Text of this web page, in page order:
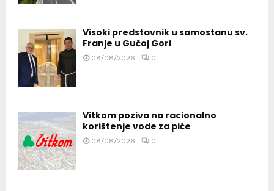
Visoki predstavnik u samostanu sv.
Franje u Gučoj Gori
08/08/2026 0
Vitkom poziva na racionalno
korištenje vode za piće
08/08/2026 0